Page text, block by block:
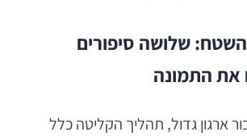
שלושה סיפורים
את התמונה
ארגון גדול, תהליך הקליטה כלל